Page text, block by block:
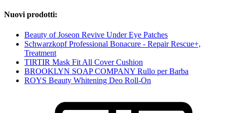
Nuovi prodotti:
Beauty of Joseon Revive Under Eye Patches
Schwarzkopf Professional Bonacure - Repair Rescue+,
Treatment
TIRTIR Mask Fit All Cover Cushion
BROOKLYN SOAP COMPANY Rullo per Barba
ROYS Beauty Whitening Deo Roll-On